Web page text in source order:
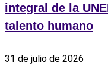
integral de la
talento humano
31 de julio de 2026